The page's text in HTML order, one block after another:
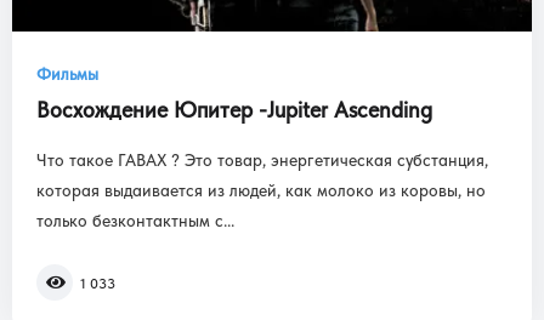
Фильмы
Восхождение Юпитер -Jupiter Ascending
Что такое ГАВАХ ? Это товар, энергетическая субстанция,
которая выдаивается из людей, как молоко из коровы, но
только безконтактным с...
1 033